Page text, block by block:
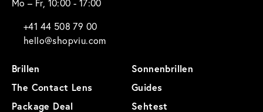
Mo – Fr, 10:00 - 17:00
+41 44 508 79 00
hello@shopviu.com
Brillen
Sonnenbrillen
The Contact Lens
Guides
Package Deal
Sehtest